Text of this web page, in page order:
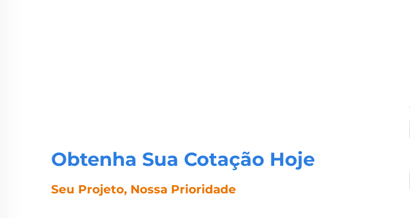
Obtenha Sua Cotação Hoje
Seu Projeto, Nossa Prioridade